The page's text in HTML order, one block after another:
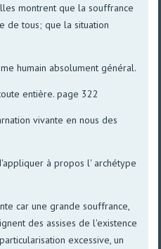
montrent que la souffrance
de tous; que la situation
humain absolument général.
entière. page 322
vivante en nous des
à propos l' archétype
car une grande souffrance,
des assises de l'existence
excessive, un